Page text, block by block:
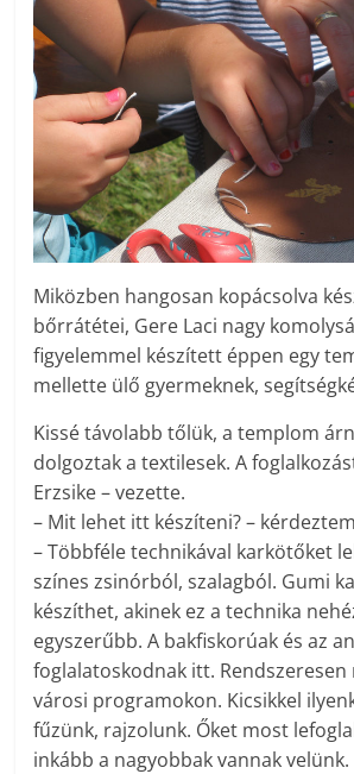
Miközben hangosan kopácsolva
bőrrátétei, Gere Laci nagy
figyelemmel készített éppen egy
mellette ülő gyermeknek,
Kissé távolabb tőlük, a templom
dolgoztak a textilesek. A
Erzsike – vezette.
– Mit lehet itt készíteni? –
– Többféle technikával karkötőket
színes zsinórból, szalagból. Gumi
készíthet, akinek ez a technika
egyszerűbb. A bakfiskorúak és az
foglalatoskodnak itt. Rendszeresen
városi programokon. Kicsikkel
fűzünk, rajzolunk. Őket most
inkább a nagyobbak vannak velünk.